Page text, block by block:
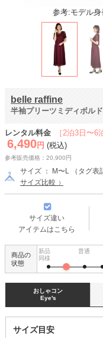
参考:モデル身
belle raffine
半袖プリーツミディボル
［2泊3日〜6
レンタル料金
6,490 円 (税込)
参考販売価格：20,900円
サイズ ： M〜L （タグ表
サイズ比較
サイズ違い
アイテムはこちら
商品の
状態
新品
同様
普通
おしゃコン
Eye's
サイズ目安